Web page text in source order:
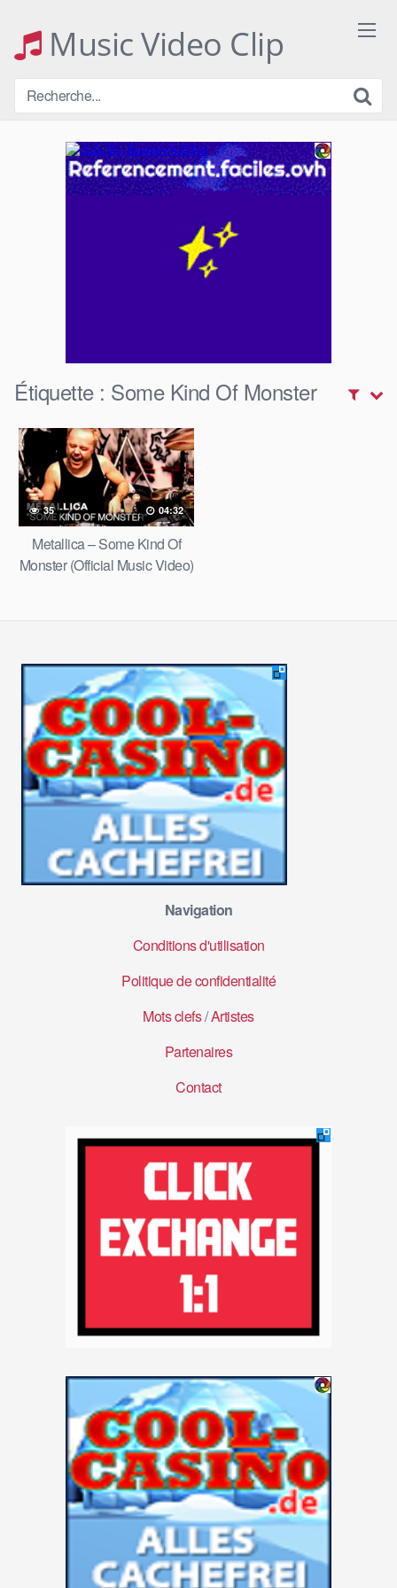
contentMusic Video Clip
Étiquette : Some Kind Of Monster
35 04:32
Metallica – Some Kind Of
Monster (Official Music Video)
Navigation
Conditions d'utilisation
Politique de confidentialité
Mots clefs/Artistes
Partenaires
Contact